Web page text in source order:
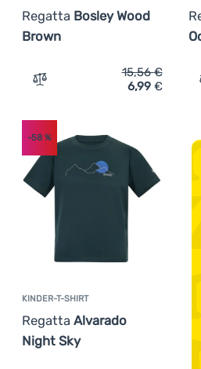
Regatta Bosley Wood
Brown
Zum Vergleich 'Kinder-T-
15,56€
6,99 €
KINDER-T-SHIRT
Regatta Alvarado
Night Sky
-58 %